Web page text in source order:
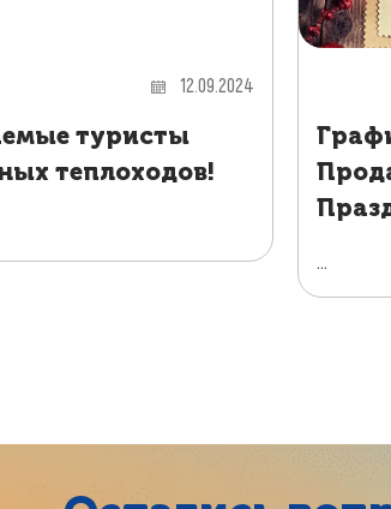
12.09.2024
туристы
теплоходов!
...